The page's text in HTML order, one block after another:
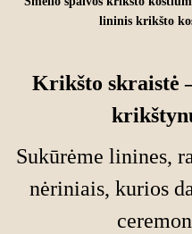
lininis krikšto
Krikšto skraistė
Sukūrėme linines,
nėriniais, kurios